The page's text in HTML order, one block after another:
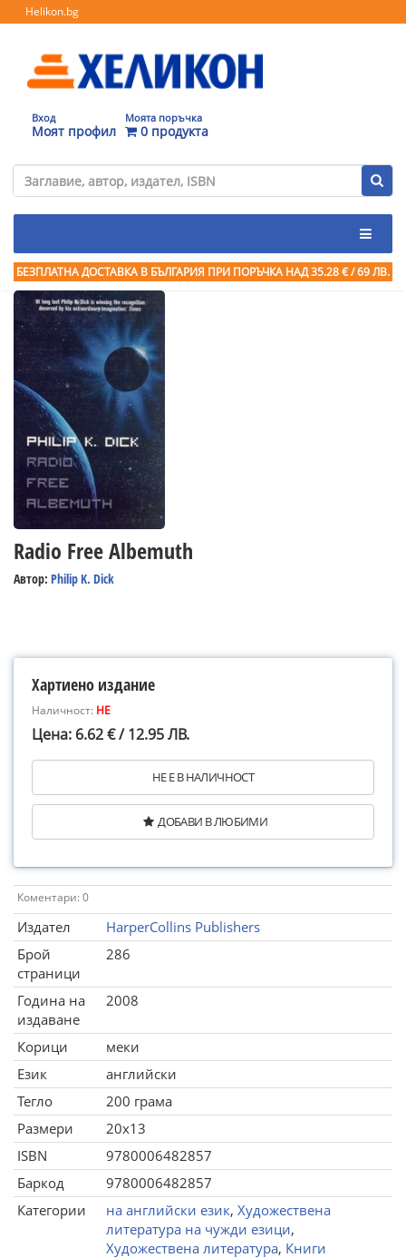
Helikon.bg
Вход
Моят профил
Моята поръчка
0 продукта
БЕЗПЛАТНА ДОСТАВКА В БЪЛГАРИЯ ПРИ ПОРЪЧКА НАД 35.28 € / 69 ЛВ.
Radio Free Albemuth
Автор: Philip K. Dick
Хартиено издание
Наличност: НЕ
Цена: 6.62 € / 12.95 ЛВ.
НЕ Е В НАЛИЧНОСТ
ДОБАВИ В ЛЮБИМИ
Коментари: 0
Издател
HarperCollins Publishers
Брой
страници
286
Година на
издаване
2008
Корици
меки
Език
английски
Тегло
200 грама
Размери
20x13
ISBN
9780006482857
Баркод
9780006482857
Категории
на английски език, Художествена
литература на чужди езици,
Художествена литература, Книги